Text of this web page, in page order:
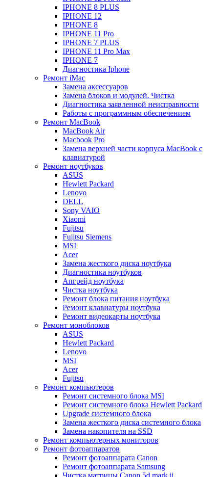
IPHONE 8 PLUS
IPHONE 12
IPHONE 8
IPHONE 11 Pro
IPHONE 7 PLUS
IPHONE 11 Pro Max
IPHONE 7
Диагностика Iphone
Ремонт iMac
Замена аксессуаров
Замена блоков и модулей. Чистка
Диагностика заявленной неисправности
Работы с программным обеспечением
Ремонт MacBook
MacBook Air
Macbook Pro
Замена верхней части корпуса MacBook с
клавиатурой
Ремонт ноутбуков
ASUS
Hewlett Packard
Lenovo
DELL
Sony VAIO
Xiaomi
Fujitsu
Fujitsu Siemens
MSI
Acer
Замена жесткого диска ноутбука
Диагностика ноутбуков
Апгрейд ноутбука
Чистка ноутбука
Ремонт блока питания ноутбука
Ремонт клавиатуры ноутбука
Ремонт видеокарты ноутбука
Ремонт моноблоков
ASUS
Hewlett Packard
Lenovo
MSI
Acer
Fujitsu
Ремонт компьютеров
Ремонт системного блока MSI
Ремонт системного блока Hewlett Packard
Upgrade системного блока
Замена жесткого диска системного блока
Замена накопителя на SSD
Ремонт компьютерных мониторов
Ремонт фотоаппаратов
Ремонт фотоаппарата Canon
Ремонт фотоаппарата Samsung
Чистка матрицы Canon 5d mark ii